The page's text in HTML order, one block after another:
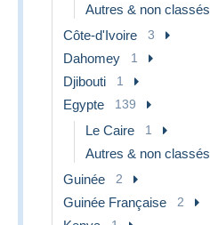
Autres & non classés
Côte-d'Ivoire 3
Dahomey 1
Djibouti 1
Egypte 139
Le Caire 1
Autres & non classés
Guinée 2
Guinée Française 2